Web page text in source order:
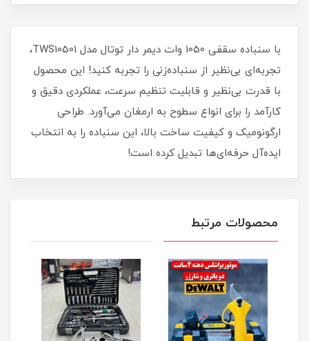
با سنباده سقفی 1050 وات دیمر دار توتال مدل TWS10501،
تجربه‌ای بی‌نظیر از سنباده‌زنی را تجربه کنید! این محصول
با قدرت بی‌نظیر و قابلیت تنظیم سرعت، عملکردی دقیق و
کارآمد را برای انواع سطوح به ارمغان می‌آورد. طراحی
ارگونومیک و کیفیت ساخت بالا، این سنباده را به انتخاب
ایده‌آل حرفه‌ای‌ها تبدیل کرده است!
محصولات مرتبط